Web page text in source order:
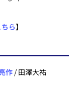
ら】
作 / 田澤大祐